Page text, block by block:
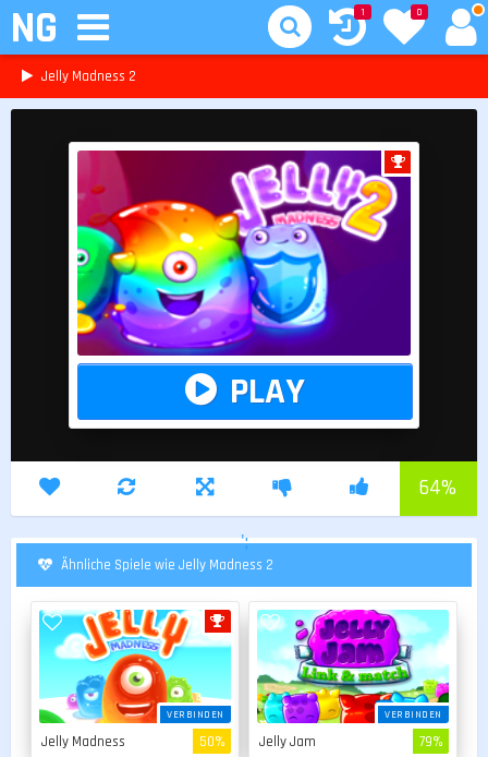
NG 0
1
Jelly Madness 2
PLAY
64%
';
Ähnliche Spiele wie Jelly Madness 2
VERBINDEN
Jelly Madness 50%
VERBINDEN
Jelly Jam 79%